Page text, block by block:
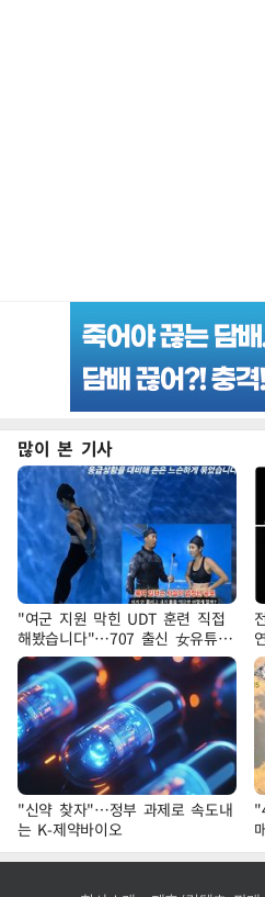
많이 본 기사
"여군 지원 막힌 UDT 훈련 직접
해봤습니다"…707 출신 女유튜버
'완벽 소화'
"신약 찾자"…정부 과제로 속도내
는 K-제약바이오